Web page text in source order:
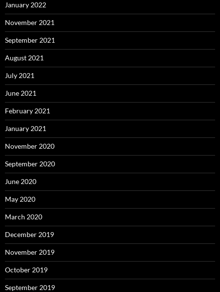
January 2022
November 2021
September 2021
August 2021
July 2021
June 2021
February 2021
January 2021
November 2020
September 2020
June 2020
May 2020
March 2020
December 2019
November 2019
October 2019
September 2019